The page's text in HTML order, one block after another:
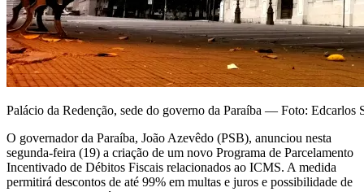
Palácio da Redenção, sede do governo da Paraíba — Foto: Edcarlos
O governador da Paraíba, João Azevêdo (PSB), anunciou nesta
segunda-feira (19) a criação de um novo Programa de Parcelamento
Incentivado de Débitos Fiscais relacionados ao ICMS. A medida
permitirá descontos de até 99% em multas e juros e possibilidade de